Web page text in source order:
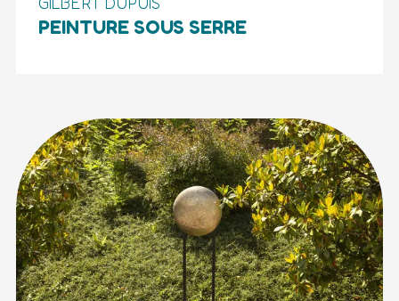
PEINTURE SOUS SERRE